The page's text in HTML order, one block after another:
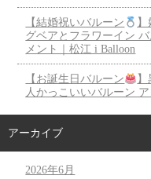
【結婚祝いバルーン
グベアとフラワーイン
メント｜松江 i Balloon
【お誕生日バルーン
人かっこいいバルーン
アーカイブ
2026年6月